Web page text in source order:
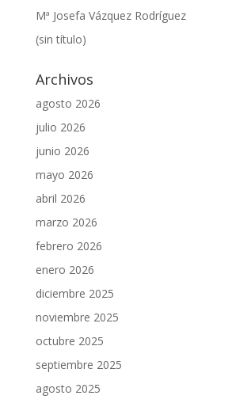
Mª Josefa Vázquez Rodríguez
(sin título)
Archivos
agosto 2026
julio 2026
junio 2026
mayo 2026
abril 2026
marzo 2026
febrero 2026
enero 2026
diciembre 2025
noviembre 2025
octubre 2025
septiembre 2025
agosto 2025